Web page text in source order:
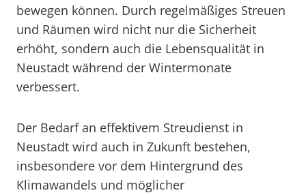
bewegen können. Durch regelmäßiges Streuen
und Räumen wird nicht nur die Sicherheit
erhöht, sondern auch die Lebensqualität in
Neustadt während der Wintermonate
verbessert.
Der Bedarf an effektivem Streudienst in
Neustadt wird auch in Zukunft bestehen,
insbesondere vor dem Hintergrund des
Klimawandels und möglicher